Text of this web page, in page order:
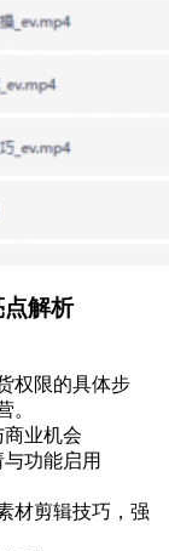
解析
权限的具体步
。
业机会
功能启用
材剪辑技巧，强